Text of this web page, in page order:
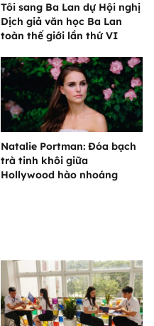
Tôi sang Ba Lan dự Hội nghị
Dịch giả văn học Ba Lan
toàn thế giới lần thứ VI
Natalie Portman: Đóa bạch
trà tinh khôi giữa
Hollywood hào nhoáng